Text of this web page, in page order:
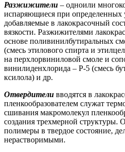
Разжижители – одноили
испаряющиеся при определенных
добавляемые в лакокрасочный
вязкости. Разжижителями
основе поливинилбутиральных
(смесь этилового спирта и
на перхлорвиниловой смоле и
винилиденхлорида – Р-5 (смесь
ксилола) и др.
Отвердители вводятся в
пленкообразователем служат
сшивания макромолекул
создания трехмерной структуры.
полимеры в твердое состояние,
нерастворимыми.